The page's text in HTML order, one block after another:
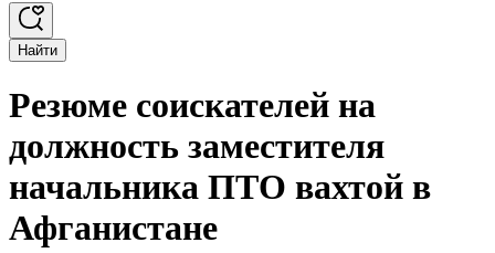
Найти
Резюме соискателей на
должность заместителя
начальника ПТО вахтой в
Афганистане